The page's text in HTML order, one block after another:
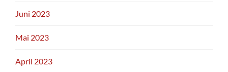
Juni 2023
Mai 2023
April 2023